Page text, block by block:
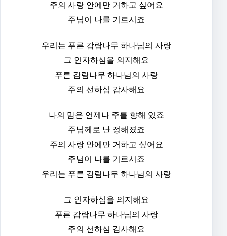
주의 사랑 안에만 거하고 싶어요
주님이 나를 기르시죠
우리는 푸른 감람나무 하나님의 사랑
그 인자하심을 의지해요
푸른 감람나무 하나님의 사랑
주의 선하심 감사해요
나의 맘은 언제나 주를 향해 있죠
주님께로 난 정해졌죠
주의 사랑 안에만 거하고 싶어요
주님이 나를 기르시죠
우리는 푸른 감람나무 하나님의 사랑
그 인자하심을 의지해요
푸른 감람나무 하나님의 사랑
주의 선하심 감사해요